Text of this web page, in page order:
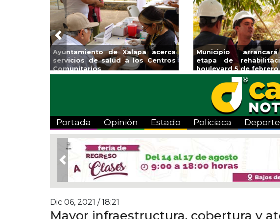
Invita Ayuntamiento de Veracruz
a Temporada de Artes “Escena
Viva”
Aplicará CMAS el
Tandeo durante
Previous
Portada Opinión Estado Policiaca
Previous
Dic 06, 2021 / 18:21
Mayor infraestructura, cobertura y